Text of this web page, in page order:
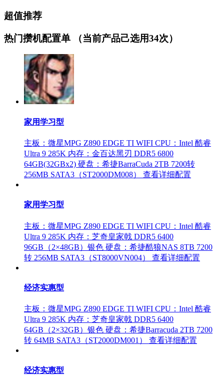
超值推荐
热门攒机配置单 （当前产品己选用34次）
家用学习型
主板：微星MPG Z890 EDGE TI WIFI CPU：Intel 酷睿
Ultra 9 285K 内存：金百达黑刃 DDR5 6800
64GB(32GBx2) 硬盘：希捷BarraCuda 2TB 7200转
256MB SATA3（ST2000DM008）
查看详细配置
家用学习型
主板：微星MPG Z890 EDGE TI WIFI CPU：Intel 酷睿
Ultra 9 285K 内存：芝奇皇家戟 DDR5 6400
96GB（2×48GB）银色 硬盘：希捷酷狼NAS 8TB 7200
转 256MB SATA3（ST8000VN004）
查看详细配置
经济实惠型
主板：微星MPG Z890 EDGE TI WIFI CPU：Intel 酷睿
Ultra 9 285K 内存：芝奇皇家戟 DDR5 6400
64GB（2×32GB）银色 硬盘：希捷Barracuda 2TB 7200
转 64MB SATA3（ST2000DM001）
查看详细配置
经济实惠型